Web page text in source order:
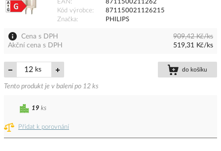
EAN
8711500211262
Kód výrobce
871150021126215
Značka
PHILIPS
Cena s DPH
909,42 Kč/ks
Akční cena s DPH
519,31 Kč/ks
ks do košíku
Tento produkt je v balení po 12 ks
Přidat k porovnání
19 ks